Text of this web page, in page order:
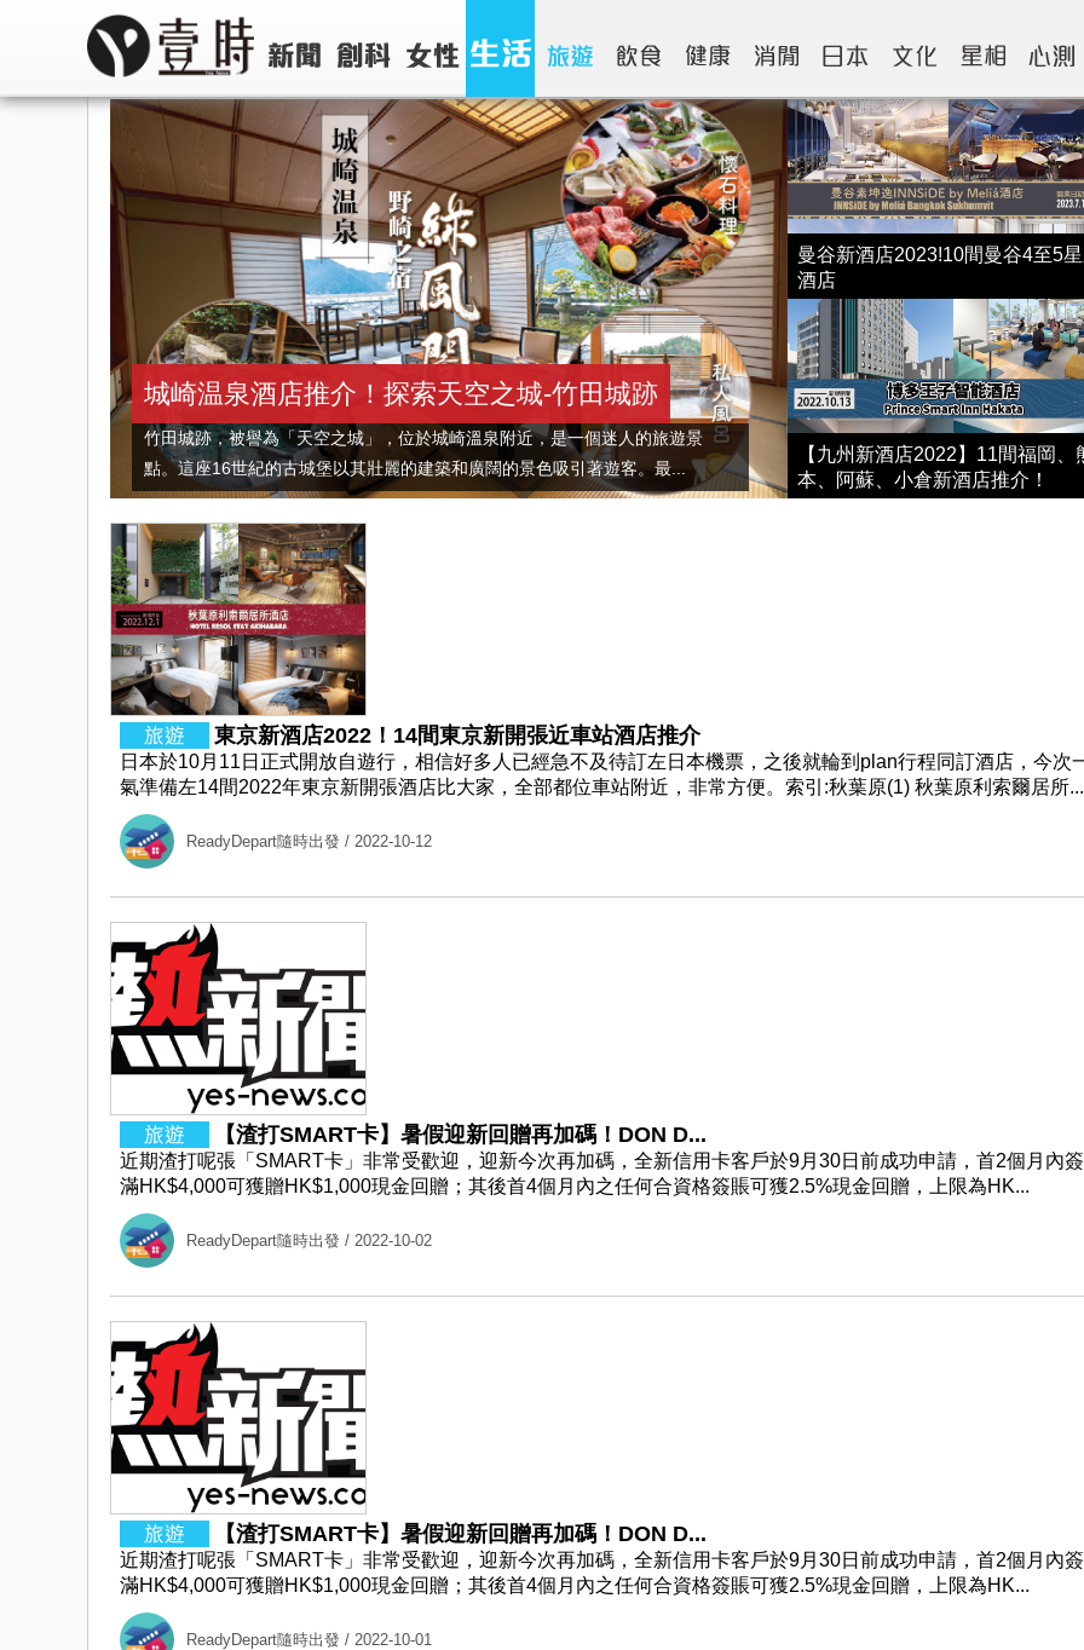
城崎温泉酒店推介！探索天空之城-竹田城跡
竹田城跡，被譽為「天空之城」，位於城崎溫泉附近，是一個迷人的旅遊景
點。這座16世紀的古城堡以其壯麗的建築和廣闊的景色吸引著遊客。最...
曼谷新酒店2023!10間曼谷4至5
酒店
【九州新酒店2022】11間福岡、
本、阿蘇、小倉新酒店推介！
東京新酒店2022！14間東京新開張近車站酒店推介
日本於10月11日正式開放自遊行，相信好多人已經急不及待訂左日本機票，之後就輪到plan行程同訂酒店，今次
氣準備左14間2022年東京新開張酒店比大家，全部都位車站附近，非常方便。索引:秋葉原(1) 秋葉原利索爾居所...
ReadyDepart隨時出發 / 2022-10-12
【渣打SMART卡】暑假迎新回贈再加碼！DON D...
近期渣打呢張「SMART卡」非常受歡迎，迎新今次再加碼，全新信用卡客戶於9月30日前成功申請，首2個月內
滿HK$4,000可獲贈HK$1,000現金回贈；其後首4個月內之任何合資格簽賬可獲2.5%現金回贈，上限為HK...
ReadyDepart隨時出發 / 2022-10-02
【渣打SMART卡】暑假迎新回贈再加碼！DON D...
近期渣打呢張「SMART卡」非常受歡迎，迎新今次再加碼，全新信用卡客戶於9月30日前成功申請，首2個月內
滿HK$4,000可獲贈HK$1,000現金回贈；其後首4個月內之任何合資格簽賬可獲2.5%現金回贈，上限為HK...
ReadyDepart隨時出發 / 2022-10-01